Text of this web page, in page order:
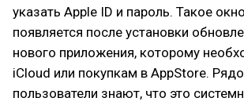
указать Apple ID и пароль. Такое
появляется после установки
нового приложения, которому
iCloud или покупкам в AppStore.
пользователи знают, что это